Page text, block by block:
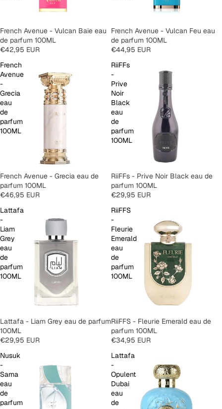
French Avenue - Vulcan Baie eau
de parfum 100ML
€42,95 EUR
SOLD OUT
French Avenue - Vulcan Feu eau
de parfum 100ML
€44,95 EUR
French
Avenue
-
Grecia
eau
de
parfum
100ML
SOLD OUT
French Avenue - Grecia eau de
parfum 100ML
€46,95 EUR
RiiFFs
-
Prive
Noir
Black
eau
de
parfum
100ML
SOLD OUT
RiiFFs - Prive Noir Black eau de
parfum 100ML
€29,95 EUR
Lattafa
-
Liam
Grey
eau
de
parfum
100ML
SOLD OUT
Lattafa - Liam Grey eau de parfum
100ML
€29,95 EUR
RiiFFS
-
Fleurie
Emerald
eau
de
parfum
100ML
RiiFFS - Fleurie Emerald eau de
parfum 100ML
€34,95 EUR
Nusuk
-
Sama
eau
de
parfum
Lattafa
-
Opulent
Dubai
eau
de